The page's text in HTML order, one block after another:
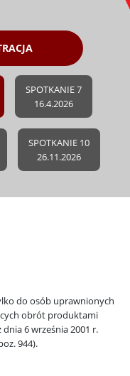
SPOTKANIE 7
16.4.2026
SPOTKANIE 10
26.11.2026
do osób uprawnionych
obrót produktami
6 września 2001 r.
944).